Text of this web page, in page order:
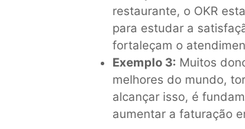
restaurante, o OKR
para estudar a
fortaleçam o
Exemplo 3: Muitos
melhores do mundo,
alcançar isso, é
aumentar a faturação